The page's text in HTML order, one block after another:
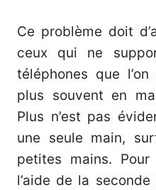
Ce problème doit
ceux qui ne
téléphones que
plus souvent en
Plus n’est pas
une seule main,
petites mains.
l’aide de la seconde